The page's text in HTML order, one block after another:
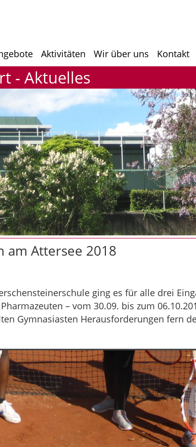
Aktivitäten Wir über uns Kontakt
- Aktuelles
am Attersee 2018
ging es für alle drei
– vom 30.09. bis zum
Gymnasiasten Herausforderungen fern